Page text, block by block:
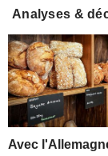
Analyses &
Avec